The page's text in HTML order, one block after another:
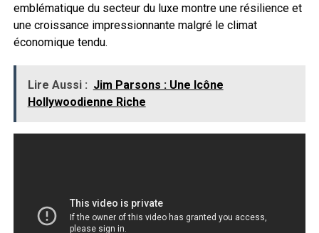
emblématique du secteur du luxe montre une résilience et
une croissance impressionnante malgré le climat
économique tendu.
Lire Aussi : Jim Parsons : Une Icône
Hollywoodienne Riche